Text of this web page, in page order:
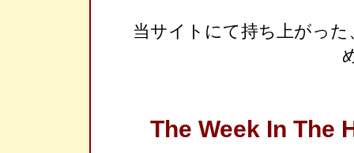
当サイトにて持ち上がっ
The Week In The